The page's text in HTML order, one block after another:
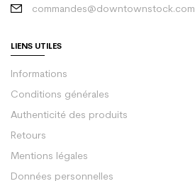
commandes@downtownstock.com
LIENS UTILES
Informations
Conditions générales
Authenticité des produits
Retours
Mentions légales
Données personnelles